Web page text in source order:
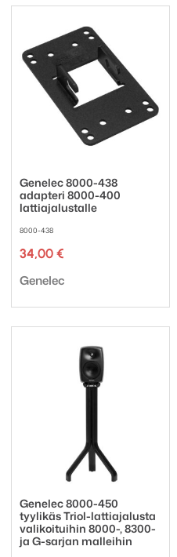
Genelec 8000-438
adapteri 8000-400
lattiajalustalle
8000-438
34,00 €
Tuotemerkki:
Genelec
Genelec 8000-450
tyylikäs Triol-lattiajalusta
valikoituihin 8000-, 8300-
ja G-sarjan malleihin